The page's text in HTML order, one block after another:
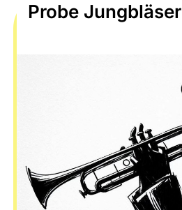
Probe Jungbläser